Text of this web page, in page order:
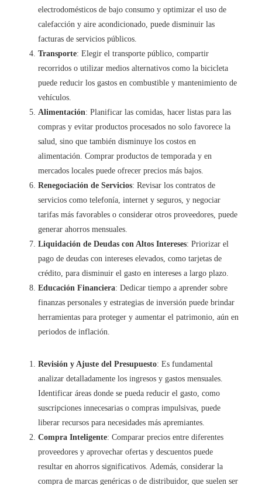
electrodomésticos de bajo consumo y optimizar el uso de
calefacción y aire acondicionado, puede disminuir las
facturas de servicios públicos.
Transporte: Elegir el transporte público, compartir
recorridos o utilizar medios alternativos como la bicicleta
puede reducir los gastos en combustible y mantenimiento de
vehículos.
Alimentación: Planificar las comidas, hacer listas para las
compras y evitar productos procesados no solo favorece la
salud, sino que también disminuye los costos en
alimentación. Comprar productos de temporada y en
mercados locales puede ofrecer precios más bajos.
Renegociación de Servicios: Revisar los contratos de
servicios como telefonía, internet y seguros, y negociar
tarifas más favorables o considerar otros proveedores, puede
generar ahorros mensuales.
Liquidación de Deudas con Altos Intereses: Priorizar el
pago de deudas con intereses elevados, como tarjetas de
crédito, para disminuir el gasto en intereses a largo plazo.
Educación Financiera: Dedicar tiempo a aprender sobre
finanzas personales y estrategias de inversión puede brindar
herramientas para proteger y aumentar el patrimonio, aún en
periodos de inflación.
Revisión y Ajuste del Presupuesto: Es fundamental
analizar detalladamente los ingresos y gastos mensuales.
Identificar áreas donde se pueda reducir el gasto, como
suscripciones innecesarias o compras impulsivas, puede
liberar recursos para necesidades más apremiantes.
Compra Inteligente: Comparar precios entre diferentes
proveedores y aprovechar ofertas y descuentos puede
resultar en ahorros significativos. Además, considerar la
compra de marcas genéricas o de distribuidor, que suelen ser